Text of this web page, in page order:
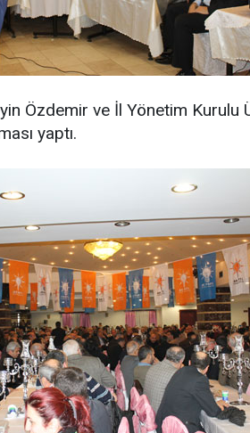
Özdemir ve İl Yönetim Kurulu
yaptı.